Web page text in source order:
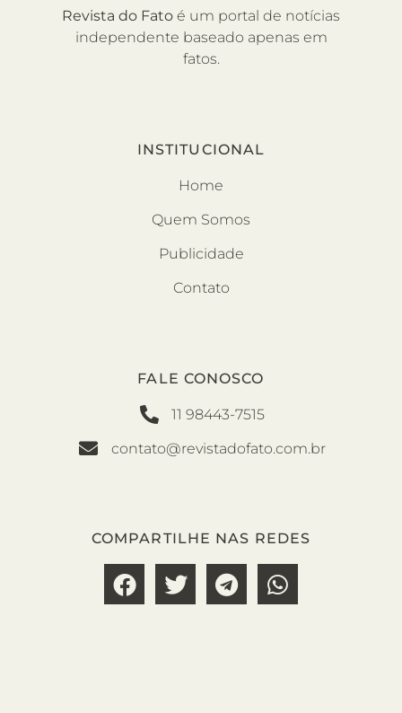
Revista do Fato é um portal de notícias
independente baseado apenas em
fatos.
INSTITUCIONAL
Home
Quem Somos
Publicidade
Contato
FALE CONOSCO
11 98443-7515
contato@revistadofato.com.br
COMPARTILHE NAS REDES